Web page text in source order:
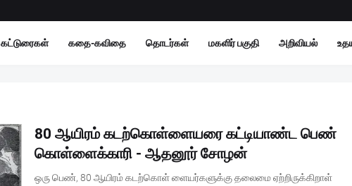
கட்டுரைகள் கதை-கவிதை தொடர்கள் மகளிர் பகுதி அறிவியல்
80 ஆயிரம் கடற்கொள்ளையரை கட்டியாண்ட பெண்
கொள்ளைக்காரி - ஆதனூர் சோழன்
ஒரு பெண், 80 ஆயிரம் கடற்கொள் ளையர்களுக்கு தலைமை ஏற்றிருக்கிறாள்